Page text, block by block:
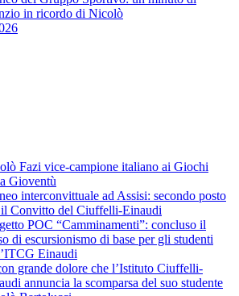
in ricordo di Nicolò
Fazi vice-campione italiano ai Giochi
Gioventù
interconvittuale ad Assisi: secondo posto
Convitto del Ciuffelli-Einaudi
POC “Camminamenti”: concluso il
di escursionismo di base per gli studenti
Einaudi
grande dolore che l’Istituto Ciuffelli-
annuncia la scomparsa del suo studente